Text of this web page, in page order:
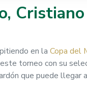
en la Copa del
torneo con su
que puede llegar